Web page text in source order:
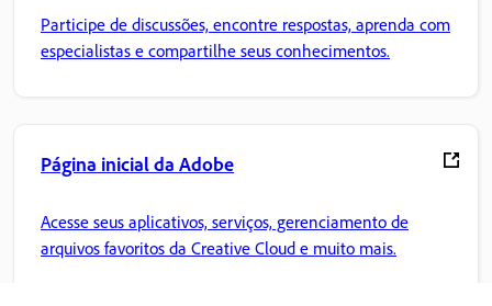
Participe de discussões, encontre respostas, aprenda com
especialistas e compartilhe seus conhecimentos.
Página inicial da Adobe
Acesse seus aplicativos, serviços, gerenciamento de
arquivos favoritos da Creative Cloud e muito mais.